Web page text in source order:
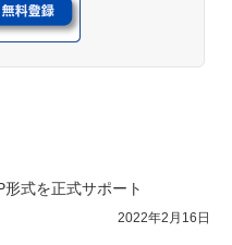
式を正式サポート
2022年2月16日